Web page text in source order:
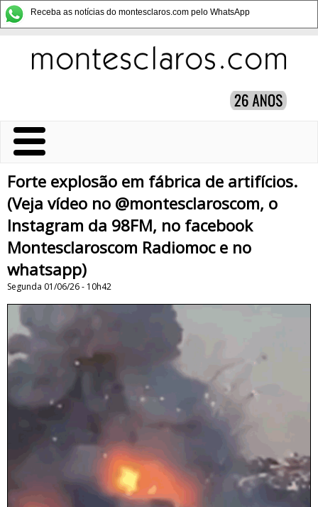
Receba as notícias do montesclaros.com pelo WhatsApp
Forte explosão em fábrica de artifícios.
(Veja vídeo no @montesclaroscom, o
Instagram da 98FM, no facebook
Montesclaroscom Radiomoc e no
whatsapp)
Segunda 01/06/26 - 10h42